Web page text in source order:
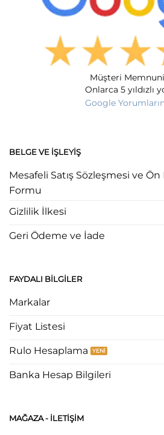
Müşteri
Onlarca 5 yıldızlı
Google
BELGE VE İŞLEYIŞ
Mesafeli Satış Sözleşmesi ve
Formu
Gizlilik İlkesi
Geri Ödeme ve İade
FAYDALI BILGILER
Markalar
Fiyat Listesi
Rulo Hesaplama
Banka Hesap Bilgileri
MAĞAZA - ILETIŞIM